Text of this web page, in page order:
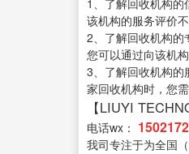
1、了解回收机构
该机构的服务评价
2、了解回收机构的
您可以通过向该机
3、了解回收机构的
家回收机构时，您
【LIUYI
电话wx：
我司专注于为全国